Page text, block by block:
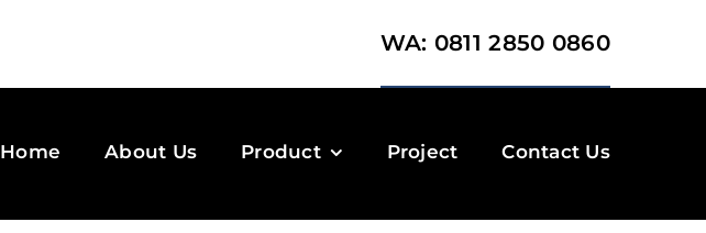
WA: 0811 2850 0860
Home About Us Product Project Contact Us